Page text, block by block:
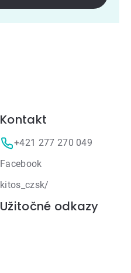
Kontakt
+421 277 270 049
Facebook
kitos_czsk/
Užitočné odkazy